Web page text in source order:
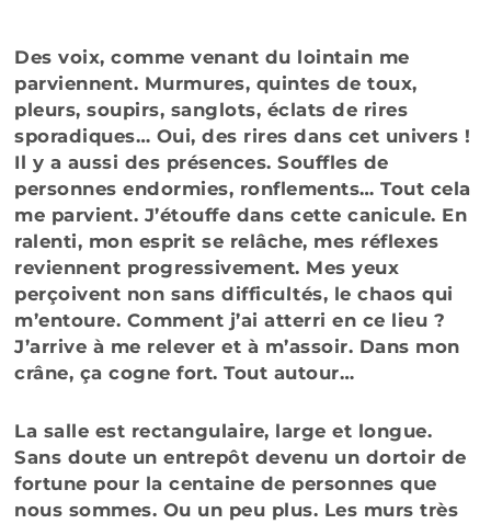
Des voix, comme venant du lointain me
parviennent. Murmures, quintes de toux,
pleurs, soupirs, sanglots, éclats de rires
sporadiques… Oui, des rires dans cet univers !
Il y a aussi des présences. Souffles de
personnes endormies, ronflements… Tout cela
me parvient. J’étouffe dans cette canicule. En
ralenti, mon esprit se relâche, mes réflexes
reviennent progressivement. Mes yeux
perçoivent non sans difficultés, le chaos qui
m’entoure. Comment j’ai atterri en ce lieu ?
J’arrive à me relever et à m’assoir. Dans mon
crâne, ça cogne fort. Tout autour…
La salle est rectangulaire, large et longue.
Sans doute un entrepôt devenu un dortoir de
fortune pour la centaine de personnes que
nous sommes. Ou un peu plus. Les murs très